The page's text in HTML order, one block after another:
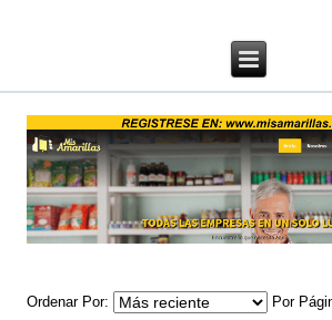
Ordenar Por Por